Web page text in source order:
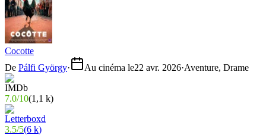
Cocotte
De Pálfi György· Au cinéma le22 avr. 2026·Aventure, Drame
7.0/10(1,1 k)
3.5/5(6 k)